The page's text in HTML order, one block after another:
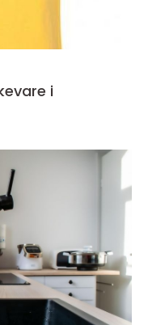
i